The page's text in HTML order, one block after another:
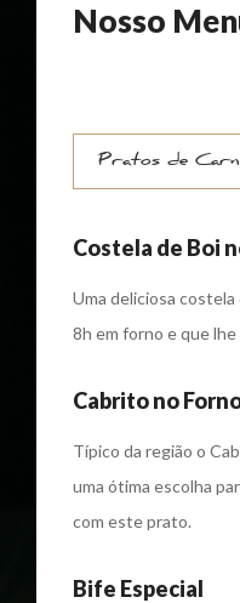
Nosso
Pratos de
Costela de Boi
Uma deliciosa
8h em forno e que
Cabrito no
Típico da região o
uma ótima escolha
com este prato.
Bife Especial